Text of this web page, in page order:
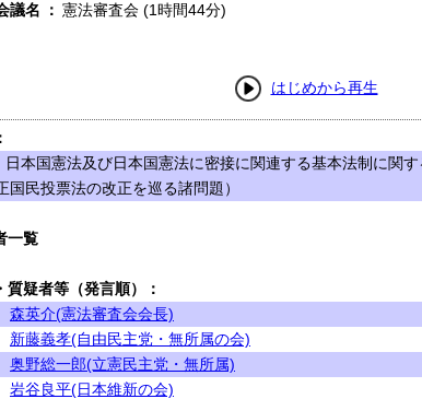
議名
： 憲法審査会 (1時間44分)
はじめから再生
日本国憲法及び日本国憲法に密接に関連する基本法制に関
国民投票法の改正を巡る諸問題）
一覧
質疑者等（発言順）：
森英介(憲法審査会会長)
新藤義孝(自由民主党・無所属の会)
奥野総一郎(立憲民主党・無所属)
岩谷良平(日本維新の会)